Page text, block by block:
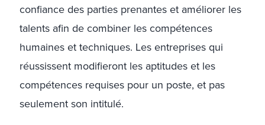
confiance des parties prenantes et améliorer les
talents afin de combiner les compétences
humaines et techniques. Les entreprises qui
réussissent modifieront les aptitudes et les
compétences requises pour un poste, et pas
seulement son intitulé.